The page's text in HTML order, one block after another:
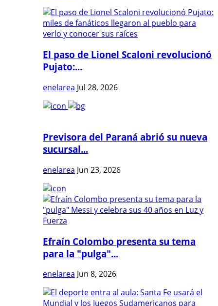
El paso de Lionel Scaloni revolucionó
Pujato:...
enelarea Jul 28, 2026
Previsora del Paraná abrió su nueva
sucursal...
enelarea Jun 23, 2026
Efraín Colombo presenta su tema
para la "pulga"...
enelarea Jun 8, 2026